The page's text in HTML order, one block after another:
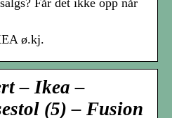
Får det ikke opp når
ø.kj.
– Ikea –
(5) – Fusion